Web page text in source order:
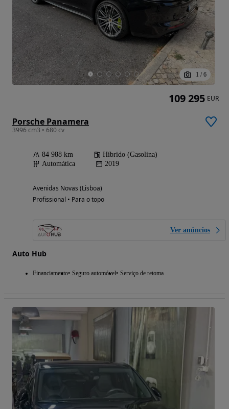
1 / 6
Porsche Panamera
3996 cm3 • 680 cv
84 988 km
Híbrido (Gasolina)
Automática
2019
Avenidas Novas (Lisboa)
Profissional • Para o topo
Ver anúncios
Auto Hub
Financiamento Seguro automóvel Serviço de retoma
109 295 EUR